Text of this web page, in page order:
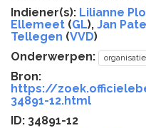
Indiener(s): Lilianne
Ellemeet (GL), Jan
Tellegen (VVD)
Onderwerpen:
Bron:
https://
34891-12.html
ID: 34891-12